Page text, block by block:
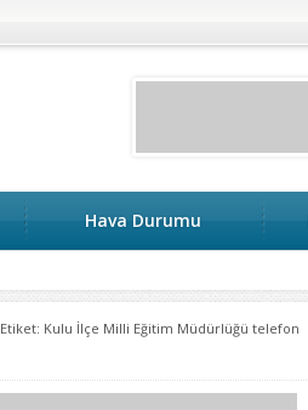
Hava Durumu
Etiket: Kulu İlçe Milli Eğitim Müdürlüğü telefon